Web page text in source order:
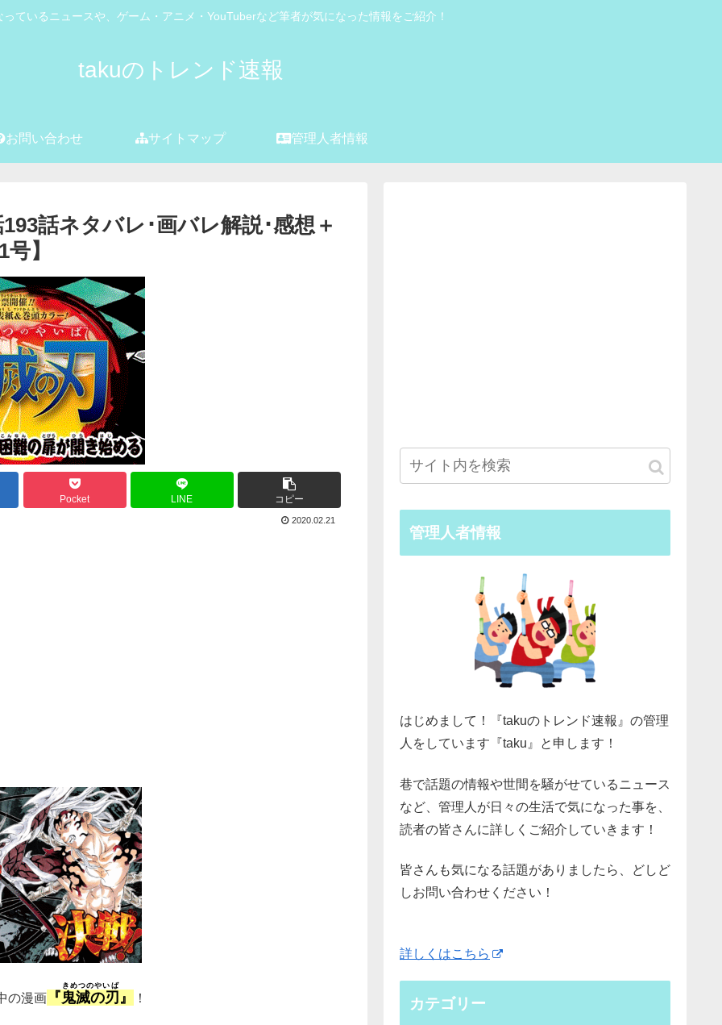
ているニュースや、ゲーム・アニメ・YouTuberなど筆者が気になった情報をご紹介！
takuのトレンド速報
お問い合わせ サイトマップ 管理人者情報
話ネタバレ･画バレ解説･感想＋
】
Pocket LINE コピー
2020.02.21
の漫画 『 鬼滅の刃
きめつのやいば
』 ！
管理人者情報
はじめまして！『takuのトレンド速報』の管理
人をしています『taku』と申します！
巷で話題の情報や世間を騒がせているニュース
など、管理人が日々の生活で気になった事を、
読者の皆さんに詳しくご紹介していきます！
皆さんも気になる話題がありましたら、どしど
しお問い合わせください！
詳しくはこちら
カテゴリー